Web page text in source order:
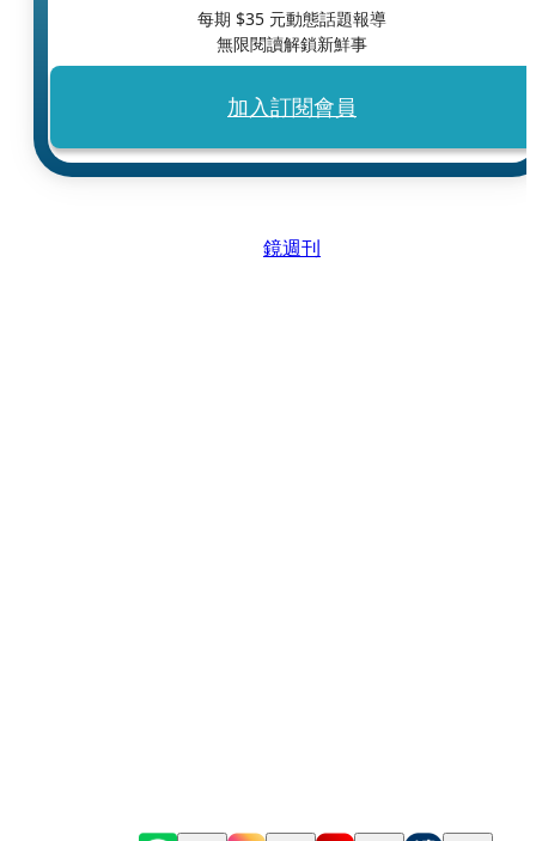
每期 $35 元動態話題報導
無限閱讀解鎖新鮮事
加入訂閱會員
鏡週刊